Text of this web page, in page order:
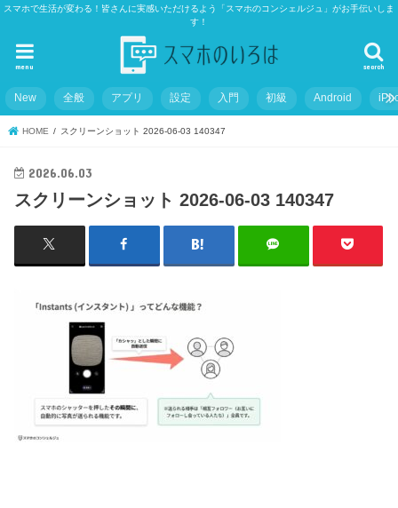
スマホで生活が変わる！皆さんに実感いただけるよう「スマホのコンシェルジュ」がお手伝いしま
す！
search
menu
New 全般 アプリ 設定 入門 初級 Android
HOME スクリーンショット 2026-06-03 140347
2026.06.03
スクリーンショット 2026-06-03 140347